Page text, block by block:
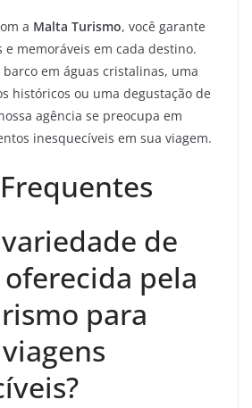
a Malta Turismo, você garante
memoráveis em cada destino.
em águas cristalinas, uma
históricos ou uma degustação de
agência se preocupa em
inesquecíveis em sua viagem.
de
pela
para